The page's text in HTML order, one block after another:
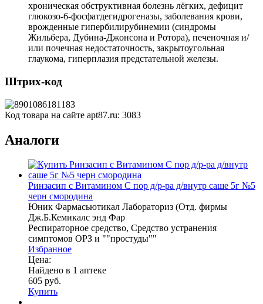
хроническая обструктивная болезнь лёгких, дефицит
глюкозо-6-фосфатдегидрогеназы, заболевания крови,
врожденные гипербилирубинемии (синдромы
Жильбера, Дубина-Джонсона и Ротора), печеночная и/
или почечная недостаточность, закрытоугольная
глаукома, гиперплазия предстательной железы.
Штрих-код
Код товара на сайте apt87.ru: 3083
Аналоги
Ринзасип с Витамином С пор д/р-ра д/внутр саше 5г №5
черн смородина
Юник Фармасьютикал Лабораториз (Отд. фирмы
Дж.Б.Кемикалс энд Фар
Респираторное средство, Средство устранения
симптомов ОРЗ и ""простуды""
Избранное
Цена:
Найдено в 1 аптеке
605 руб.
Купить